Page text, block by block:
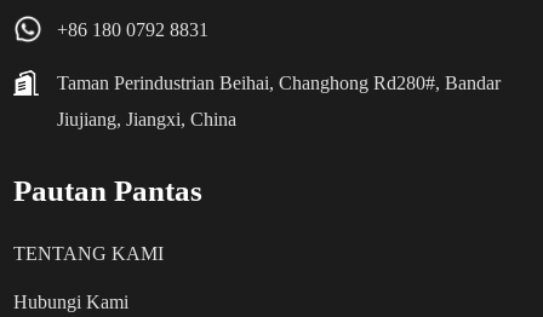
+86 180 0792 8831
Taman Perindustrian Beihai, Changhong Rd280#, Bandar
Jiujiang, Jiangxi, China
Pautan Pantas
TENTANG KAMI
Hubungi Kami